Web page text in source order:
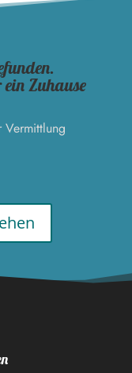
ein Zuhause
Vermittlung